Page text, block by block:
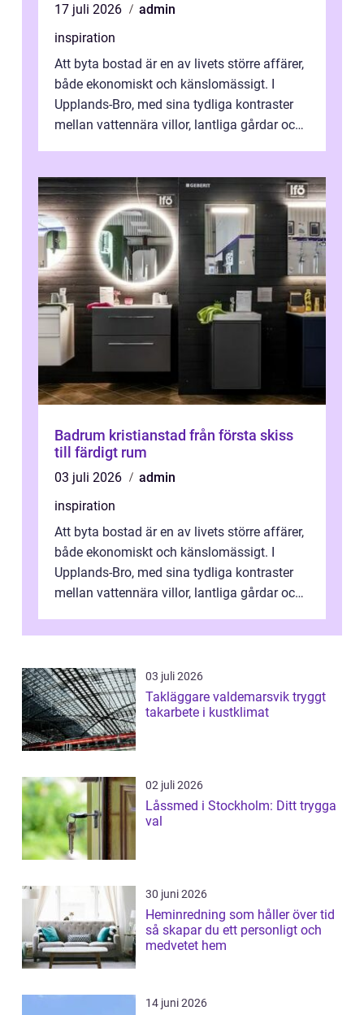
17 juli 2026
admin
inspiration
Att byta bostad är en av livets större affärer,
både ekonomiskt och känslomässigt. I
Upplands-Bro, med sina tydliga kontraster
mellan vattennära villor, lantliga gårdar och
Badrum kristianstad från första skiss
till färdigt rum
03 juli 2026
admin
inspiration
Att byta bostad är en av livets större affärer,
både ekonomiskt och känslomässigt. I
Upplands-Bro, med sina tydliga kontraster
mellan vattennära villor, lantliga gårdar och
03 juli 2026
Takläggare valdemarsvik tryggt
takarbete i kustklimat
02 juli 2026
Låssmed i Stockholm: Ditt trygga
val
30 juni 2026
Heminredning som håller över tid
så skapar du ett personligt och
medvetet hem
14 juni 2026